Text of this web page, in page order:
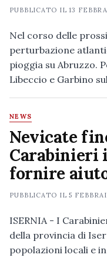
PUBBLICATO IL13
Nel corso delle
perturbazione
pioggia su Abruzzo.
Libeccio e Garbino
NEWS
Nevicate
Carabinieri
fornire
PUBBLICATO IL5
ISERNIA - I
della provincia di
popolazioni locali e